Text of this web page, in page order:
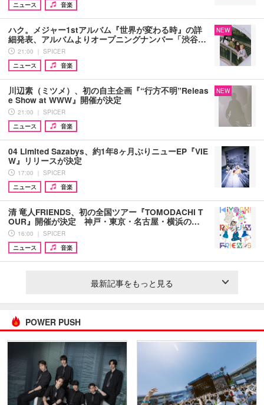
ニュース
音楽
ハク。メジャー1stアルバム『世界が変わる時』の詳
細発表、アルバムよりオープニングナンバー「渋谷…
21:00 ｜ SPICER
ニュース
音楽
NEW
川辺素（ミツメ）、初の自主企画『“行方不明”Releas
e Show at WWW』開催が決定
21:00 ｜ SPICER
ニュース
音楽
NEW
04 Limited Sazabys、約1年8ヶ月ぶりニューEP『VIE
W』リリースが決定
17:00 ｜ SPICER
ニュース
音楽
清 竜人FRIENDS、初の全国ツアー『TOMODACHI T
OUR』開催が決定 神戸・東京・名古屋・横浜の…
16:00 ｜ SPICER
ニュース
音楽
最新記事をもっと見る
POWER PUSH